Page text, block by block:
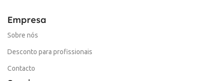
Empresa
Sobre nós
Desconto para profissionais
Contacto